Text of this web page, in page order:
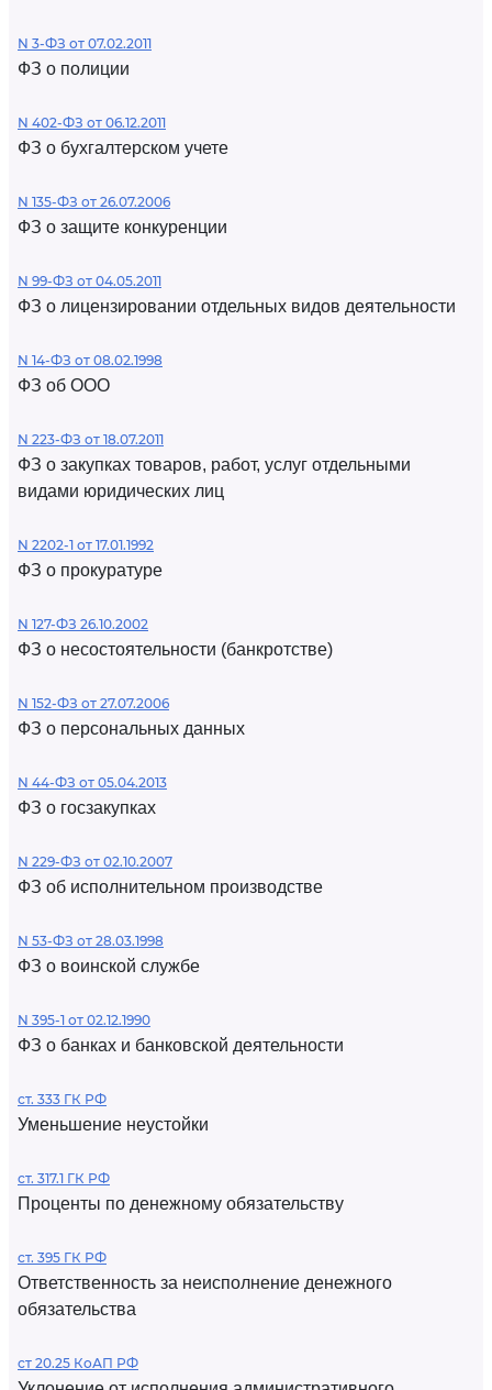
N 3-ФЗ от 07.02.2011
ФЗ о полиции
N 402-ФЗ от 06.12.2011
ФЗ о бухгалтерском учете
N 135-ФЗ от 26.07.2006
ФЗ о защите конкуренции
N 99-ФЗ от 04.05.2011
ФЗ о лицензировании отдельных видов деятельности
N 14-ФЗ от 08.02.1998
ФЗ об ООО
N 223-ФЗ от 18.07.2011
ФЗ о закупках товаров, работ, услуг отдельными
видами юридических лиц
N 2202-1 от 17.01.1992
ФЗ о прокуратуре
N 127-ФЗ 26.10.2002
ФЗ о несостоятельности (банкротстве)
N 152-ФЗ от 27.07.2006
ФЗ о персональных данных
N 44-ФЗ от 05.04.2013
ФЗ о госзакупках
N 229-ФЗ от 02.10.2007
ФЗ об исполнительном производстве
N 53-ФЗ от 28.03.1998
ФЗ о воинской службе
N 395-1 от 02.12.1990
ФЗ о банках и банковской деятельности
ст. 333 ГК РФ
Уменьшение неустойки
ст. 317.1 ГК РФ
Проценты по денежному обязательству
ст. 395 ГК РФ
Ответственность за неисполнение денежного
обязательства
ст 20.25 КоАП РФ